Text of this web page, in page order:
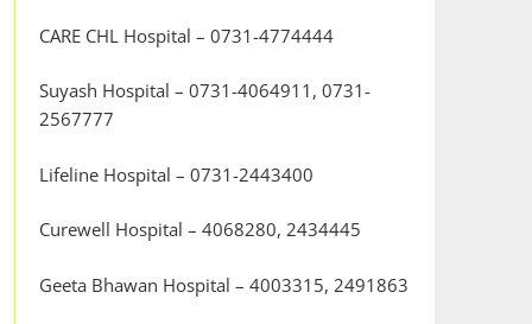
CARE CHL Hospital – 0731-4774444
Suyash Hospital – 0731-4064911, 0731-
2567777
Lifeline Hospital – 0731-2443400
Curewell Hospital – 4068280, 2434445
Geeta Bhawan Hospital – 4003315, 2491863